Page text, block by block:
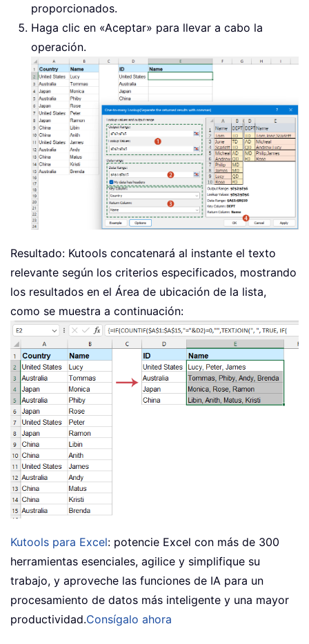
proporcionados.
Haga clic en «Aceptar» para llevar a cabo la
operación.
Resultado: Kutools concatenará al instante el texto
relevante según los criterios especificados, mostrando
los resultados en el Área de ubicación de la lista,
como se muestra a continuación:
Kutools para Excel: potencie Excel con más de 300
herramientas esenciales, agilice y simplifique su
trabajo, y aproveche las funciones de IA para un
procesamiento de datos más inteligente y una mayor
productividad.Consígalo ahora